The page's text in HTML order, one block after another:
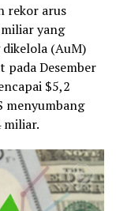
rekor arus
yang
(AuM)
Desember
$5,2
menyumbang
miliar.